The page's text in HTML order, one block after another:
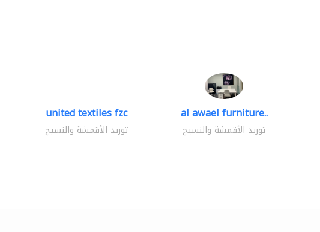
united textiles fzc
توريد الأقمشة والنسيج
al awael furniture..
توريد الأقمشة والنسيج